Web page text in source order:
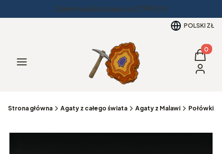
Darmowa dostawa od 299PLN
POLSKI ZŁ
Menu
Koszyk
Strona główna Agaty z całego świata Agaty z Malawi Połówki